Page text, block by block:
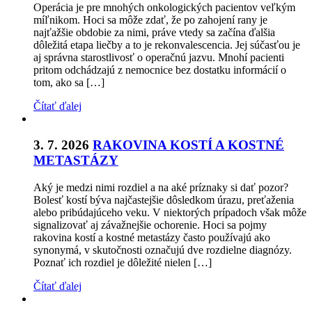
Operácia je pre mnohých onkologických pacientov veľkým
míľnikom. Hoci sa môže zdať, že po zahojení rany je
najťažšie obdobie za nimi, práve vtedy sa začína ďalšia
dôležitá etapa liečby a to je rekonvalescencia. Jej súčasťou je
aj správna starostlivosť o operačnú jazvu. Mnohí pacienti
pritom odchádzajú z nemocnice bez dostatku informácií o
tom, ako sa […]
Čítať ďalej
3. 7. 2026 RAKOVINA KOSTÍ A KOSTNÉ
METASTÁZY
Aký je medzi nimi rozdiel a na aké príznaky si dať pozor?
Bolesť kostí býva najčastejšie dôsledkom úrazu, preťaženia
alebo pribúdajúceho veku. V niektorých prípadoch však môže
signalizovať aj závažnejšie ochorenie. Hoci sa pojmy
rakovina kostí a kostné metastázy často používajú ako
synonymá, v skutočnosti označujú dve rozdielne diagnózy.
Poznať ich rozdiel je dôležité nielen […]
Čítať ďalej